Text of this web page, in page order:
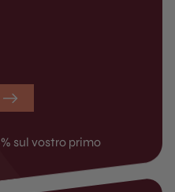
sul vostro primo